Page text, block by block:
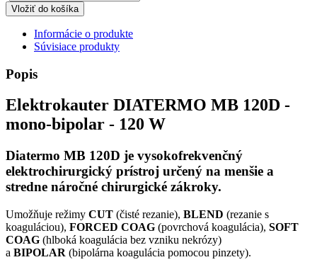
Informácie o produkte
Súvisiace produkty
Popis
Elektrokauter DIATERMO MB 120D -
mono-bipolar - 120 W
Diatermo MB 120D je vysokofrekvenčný
elektrochirurgický prístroj určený na menšie a
stredne náročné chirurgické zákroky.
Umožňuje režimy CUT (čisté rezanie), BLEND (rezanie s
koaguláciou), FORCED COAG (povrchová koagulácia), SOFT
COAG (hlboká koagulácia bez vzniku nekrózy)
a BIPOLAR (bipolárna koagulácia pomocou pinzety).